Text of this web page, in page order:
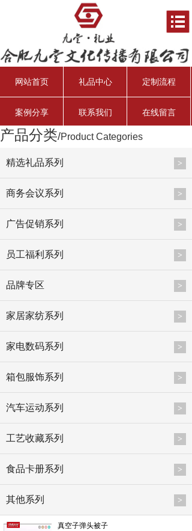
网站首页 礼品中心 定制流程
案例分享 联系我们 在线留言
资产管理经理 行业分析师 资深投资总监
产品分类/Product Categories
精选礼品系列 >
商务会议系列 >
广告促销系列 >
员工福利系列 >
品牌专区 >
家居家纺系列 >
家电数码系列 >
箱包服饰系列 >
汽车运动系列 >
工艺收藏系列 >
食品卡册系列 >
其他系列 >
真空子弹头被子